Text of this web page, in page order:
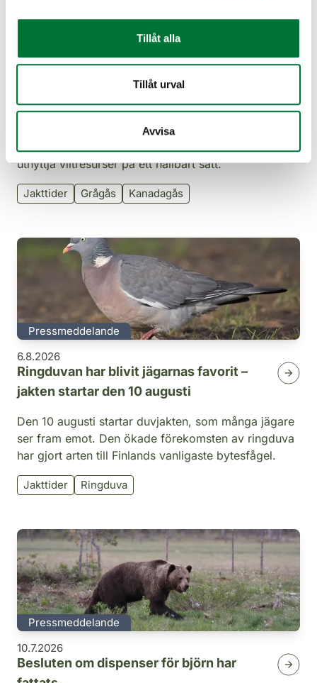
Tillåt alla
Tillåt urval
Avvisa
Åkerjakt på grågås och kanadagås inleds i
augusti – målet är att förebygga skador på
odlingar
måndagen den 10 augusti. Syftet med den
tidigarelagda åkerjakten är att minska de
odlingsskador som gåsflockar orsakar och samtidigt
utnyttja viltresurser på ett hållbart sätt.
Jakttider Grågås Kanadagås
Pressmeddelande
6.8.2026
Ringduvan har blivit jägarnas favorit –
jakten startar den 10 augusti
Den 10 augusti startar duvjakten, som många jägare
ser fram emot. Den ökade förekomsten av ringduva
har gjort arten till Finlands vanligaste bytesfågel.
Jakttider Ringduva
Pressmeddelande
10.7.2026
Besluten om dispenser för björn har